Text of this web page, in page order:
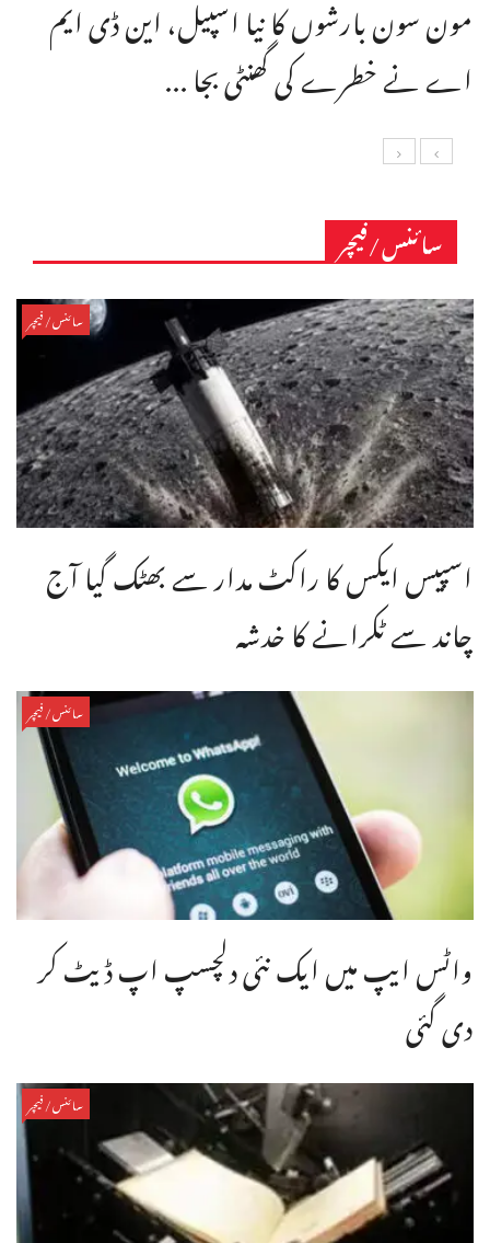
مون سون بارشوں کا نیا اسپیل، این ڈی ایم
اے نے خطرے کی گھنٹی بجا ...
سائنس/فیچر
سائنس/فیچر
اسپیس ایکس کا راکٹ مدار سے بھٹک گیا آج
چاند سے ٹکرانے کا خدشہ
سائنس/فیچر
واٹس ایپ میں ایک نئی دلچسپ اپ ڈیٹ کر
دی گئی
سائنس/فیچر